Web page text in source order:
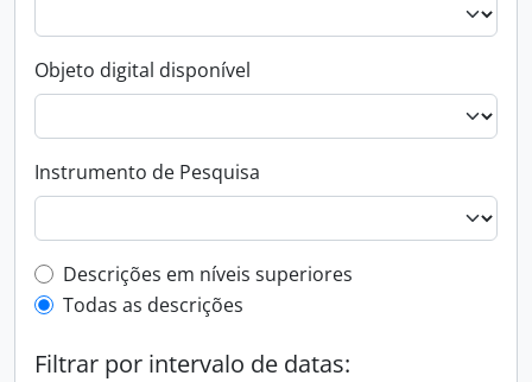
Objeto digital disponível
Instrumento de Pesquisa
Filtro de descrição de nível superior
Descrições em níveis superiores
Todas as descrições
Filtrar por intervalo de datas: